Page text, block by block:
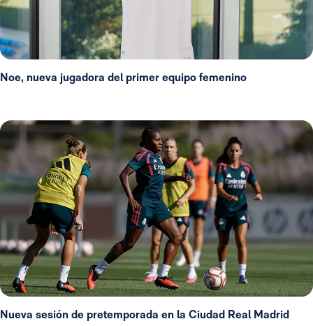
Noe, nueva jugadora del primer equipo femenino
Nueva sesión de pretemporada en la Ciudad Real Madrid